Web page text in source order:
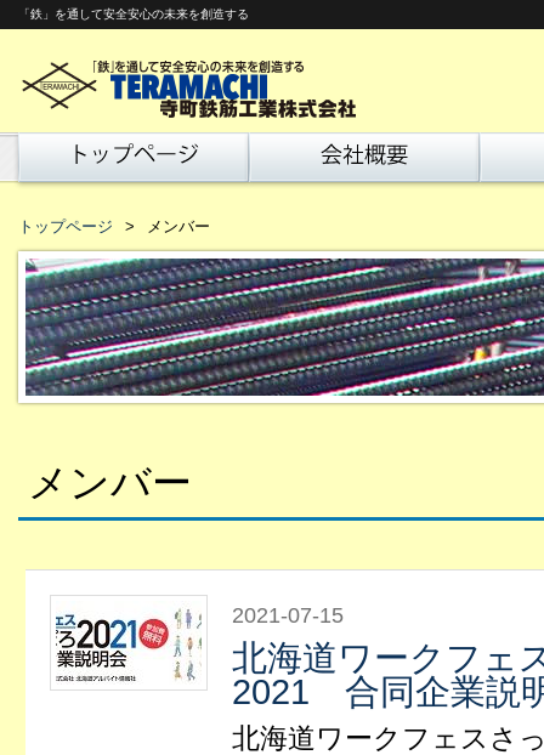
「鉄」を通して安全安心の未来を創造する
トップページ メンバー
メンバー
2021-07-15
北海道ワークフェ
2021 合同企業説
北海道ワークフェスさ